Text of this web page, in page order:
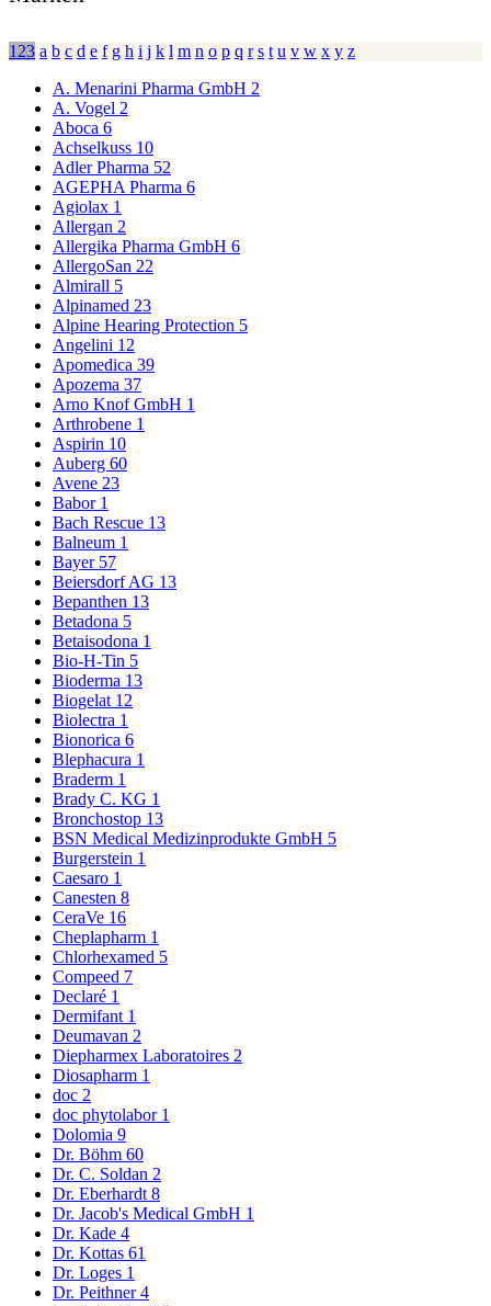
123 a b c d e f g h i j k l m n o p q r s t u v w x y z
A. Menarini Pharma GmbH 2
A. Vogel 2
Aboca 6
Achselkuss 10
Adler Pharma 52
AGEPHA Pharma 6
Agiolax 1
Allergan 2
Allergika Pharma GmbH 6
AllergoSan 22
Almirall 5
Alpinamed 23
Alpine Hearing Protection 5
Angelini 12
Apomedica 39
Apozema 37
Arno Knof GmbH 1
Arthrobene 1
Aspirin 10
Auberg 60
Avene 23
Babor 1
Bach Rescue 13
Balneum 1
Bayer 57
Beiersdorf AG 13
Bepanthen 13
Betadona 5
Betaisodona 1
Bio-H-Tin 5
Bioderma 13
Biogelat 12
Biolectra 1
Bionorica 6
Blephacura 1
Braderm 1
Brady C. KG 1
Bronchostop 13
BSN Medical Medizinprodukte GmbH 5
Burgerstein 1
Caesaro 1
Canesten 8
CeraVe 16
Cheplapharm 1
Chlorhexamed 5
Compeed 7
Declaré 1
Dermifant 1
Deumavan 2
Diepharmex Laboratoires 2
Diosapharm 1
doc 2
doc phytolabor 1
Dolomia 9
Dr. Böhm 60
Dr. C. Soldan 2
Dr. Eberhardt8
Dr. Jacob's Medical GmbH 1
Dr. Kade 4
Dr. Kottas 61
Dr. Loges 1
Dr. Peithner4